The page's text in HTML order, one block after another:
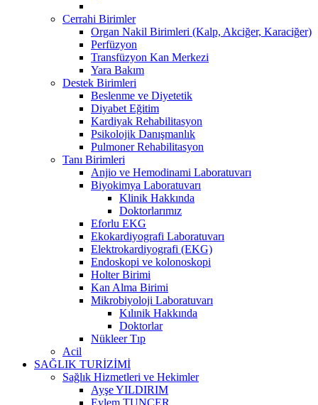
Cerrahi Birimler
Organ Nakil Birimleri (Kalp, Akciğer, Karaciğer)
Perfüzyon
Transfüzyon Kan Merkezi
Yara Bakım
Destek Birimleri
Beslenme ve Diyetetik
Diyabet Eğitim
Kardiyak Rehabilitasyon
Psikolojik Danışmanlık
Pulmoner Rehabilitasyon
Tanı Birimleri
Anjio ve Hemodinami Laboratuvarı
Biyokimya Laboratuvarı
Klinik Hakkında
Doktorlarımız
Eforlu EKG
Ekokardiyografi Laboratuvarı
Elektrokardiyografi (EKG)
Endoskopi ve kolonoskopi
Holter Birimi
Kan Alma Birimi
Mikrobiyoloji Laboratuvarı
Kılınik Hakkında
Doktorlar
Nükleer Tıp
Acil
SAĞLIK TURİZİMİ
Sağlık Hizmetleri ve Hekimler
Ayşe YILDIRIM
Eylem TUNÇER